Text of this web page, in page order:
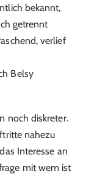
bekannt,
getrennt
verlief
Belsy
noch diskreter.
nahezu
Interesse an
mit wem ist